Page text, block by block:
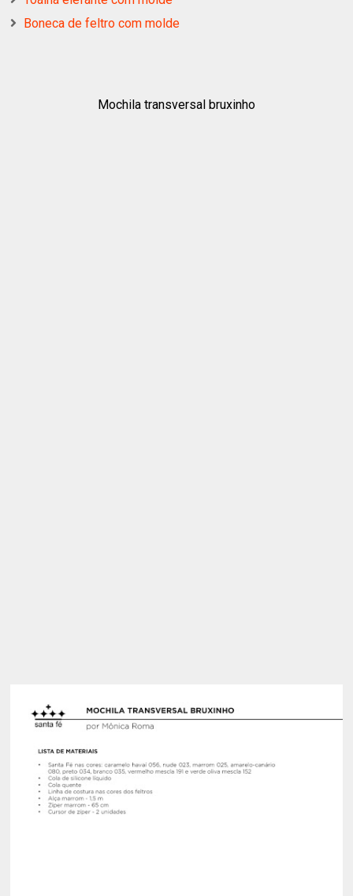
Boneca de feltro com molde
Mochila transversal bruxinho